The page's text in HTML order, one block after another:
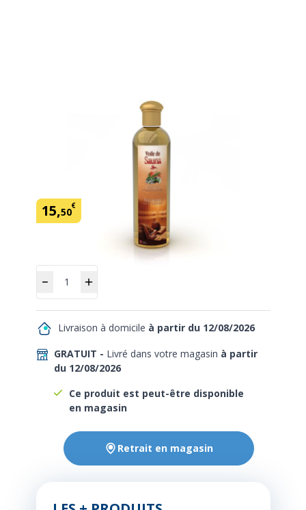
Parfum Voile de Sauna Polynesie
Marque: Camylle
15,50€
GRATUIT - Livré dans votre magasin à partir
du 12/08/2026
Livraison à domicile à partir du 12/08/2026
Ce produit est peut-être disponible
en magasin
Retrait en magasin